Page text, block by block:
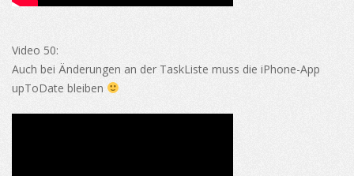
Video 50:
Auch bei Änderungen an der TaskListe muss die iPhone-App
upToDate bleiben